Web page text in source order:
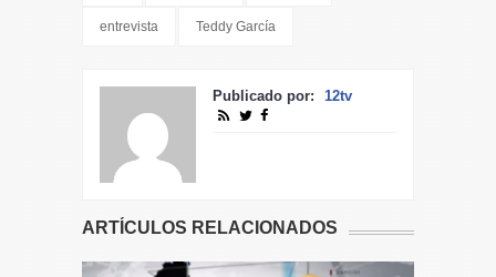
entrevista Teddy García
Publicado por: 12tv
ARTÍCULOS RELACIONADOS